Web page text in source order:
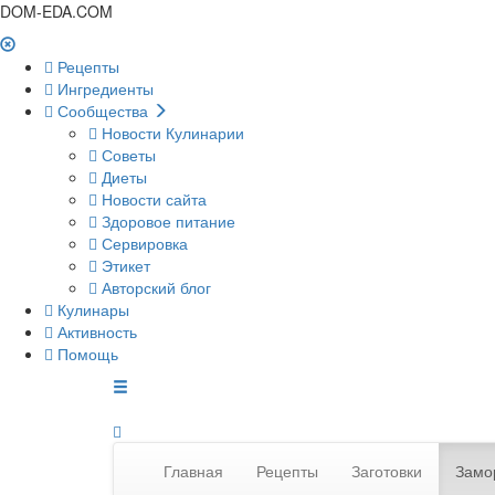
DOM-EDA.COM
Рецепты
Ингредиенты
Сообщества
Новости Кулинарии
Советы
Диеты
Новости сайта
Здоровое питание
Сервировка
Этикет
Авторский блог
Кулинары
Активность
Помощь
Главная Рецепты Заготовки